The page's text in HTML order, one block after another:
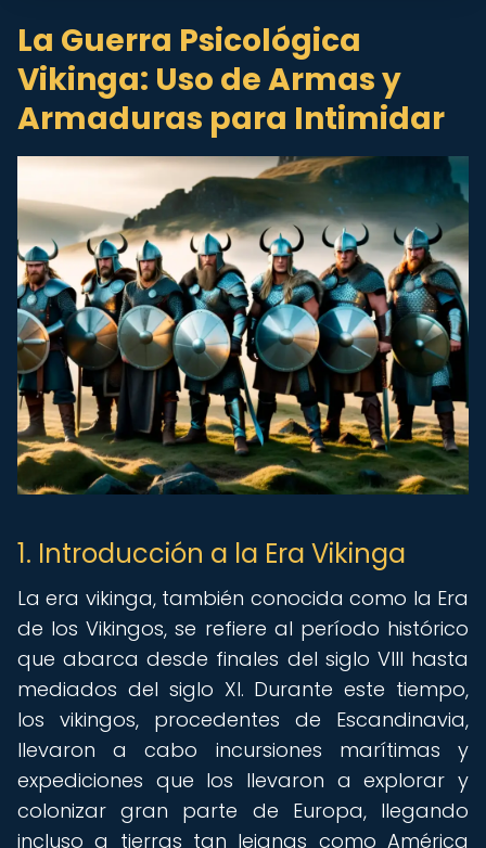
La Guerra Psicológica
Vikinga: Uso de Armas y
Armaduras para Intimidar
1. Introducción a la Era Vikinga
La era vikinga, también conocida como la Era
de los Vikingos, se refiere al período histórico
que abarca desde finales del siglo VIII hasta
mediados del siglo XI. Durante este tiempo,
los vikingos, procedentes de Escandinavia,
llevaron a cabo incursiones marítimas y
expediciones que los llevaron a explorar y
colonizar gran parte de Europa, llegando
incluso a tierras tan lejanas como América